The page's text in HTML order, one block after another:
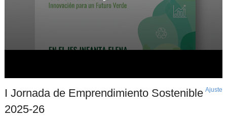
I Jornada de Emprendimiento Sostenible
2025-26
Ajuste